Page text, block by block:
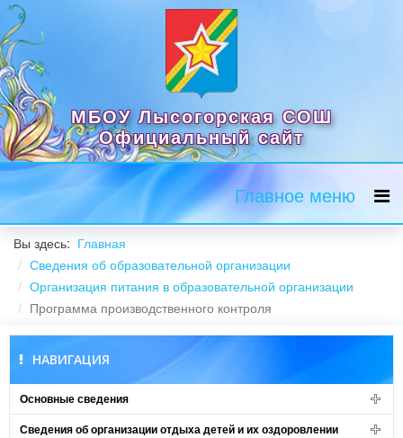
МБОУ Лысогорская СОШ
Официальный сайт
Главное меню
Вы здесь: Главная
Сведения об образовательной организации
Организация питания в образовательной организации
Программа производственного контроля
НАВИГАЦИЯ
Основные сведения
Сведения об организации отдыха детей и их оздоровлении